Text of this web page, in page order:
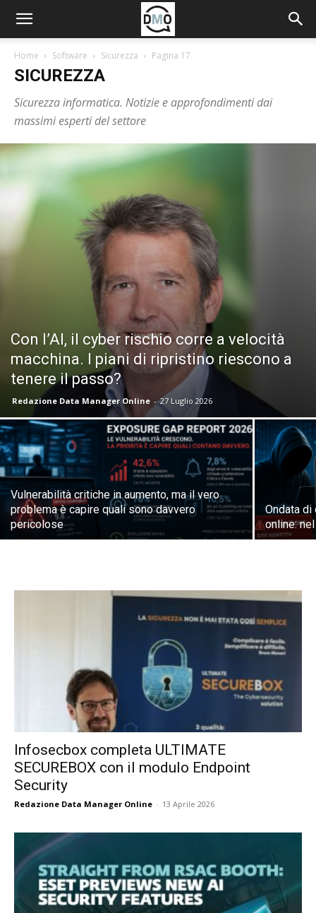
Home Software Sicurezza Pagina 17
SICUREZZA
Sicurezza informatica. Notizie e approfondimenti dai
massimi esperti del settore
Con l’AI, il cyber rischio corre a velocità
macchina. I piani di ripristino riescono a
tenere il passo?
Redazione Data Manager Online - 27 Luglio 2026
Vulnerabilità critiche in aumento, ma il vero
problema è capire quali sono davvero
pericolose
Ondata di
online:
Infosecbox completa ULTIMATE
SECUREBOX con il modulo Endpoint
Security
Redazione Data Manager Online - 13 Aprile 2026